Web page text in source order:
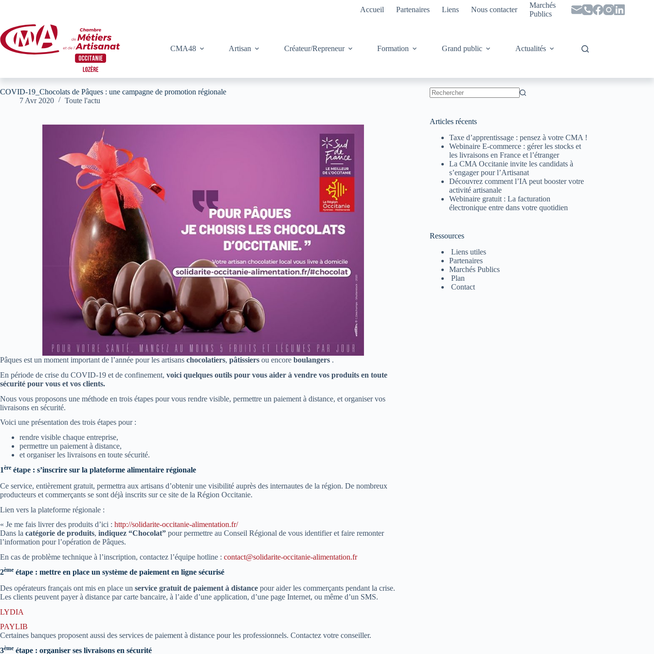
Accueil Partenaires Liens Nous contacter
Marchés
Publics
CMA48 Artisan Créateur/Repreneur Formation Grand public Actualités
COVID-19_Chocolats de Pâques : une campagne de promotion régionale
7 Avr 2020
Toute l'actu
Pâques est un moment important de l’année pour les artisans chocolatiers, pâtissiers ou encore boulangers .
En période de crise du COVID-19 et de confinement, voici quelques outils pour vous aider à vendre vos produits en toute
sécurité pour vous et vos clients.
Nous vous proposons une méthode en trois étapes pour vous rendre visible, permettre un paiement à distance, et organiser vos
livraisons en sécurité.
Voici une présentation des trois étapes pour :
rendre visible chaque entreprise,
permettre un paiement à distance,
et organiser les livraisons en toute sécurité.
1ère étape : s’inscrire sur la plateforme alimentaire régionale
Ce service, entièrement gratuit, permettra aux artisans d’obtenir une visibilité auprès des internautes de la région. De nombreux
producteurs et commerçants se sont déjà inscrits sur ce site de la Région Occitanie.
Lien vers la plateforme régionale :
« Je me fais livrer des produits d’ici : http://solidarite-occitanie-alimentation.fr/
Dans la catégorie de produits, indiquez “Chocolat” pour permettre au Conseil Régional de vous identifier et faire remonter
l’information pour l’opération de Pâques.
En cas de problème technique à l’inscription, contactez l’équipe hotline : contact@solidarite-occitanie-alimentation.fr
2ème étape : mettre en place un système de paiement en ligne sécurisé
Des opérateurs français ont mis en place un service gratuit de paiement à distance pour aider les commerçants pendant la crise.
Les clients peuvent payer à distance par carte bancaire, à l’aide d’une application, d’une page Internet, ou même d’un SMS.
LYDIA
PAYLIB
Certaines banques proposent aussi des services de paiement à distance pour les professionnels. Contactez votre conseiller.
3ème étape : organiser ses livraisons en sécurité
Articles récents
Taxe d’apprentissage : pensez à votre CMA !
Webinaire E-commerce : gérer les stocks et
les livraisons en France et l’étranger
La CMA Occitanie invite les candidats à
s’engager pour l’Artisanat
Découvrez comment l’IA peut booster votre
activité artisanale
Webinaire gratuit : La facturation
électronique entre dans votre quotidien
Ressources
Liens utiles
Partenaires
Marchés Publics
Plan
Contact